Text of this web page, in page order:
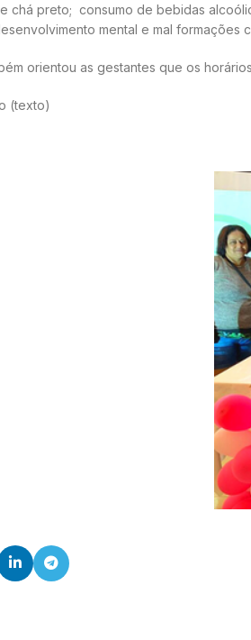
chá preto; consumo de bebidas
mental e mal formações
orientou as gestantes que os
(texto)